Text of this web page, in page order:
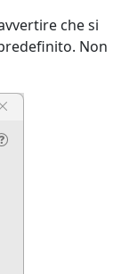
che si
Non